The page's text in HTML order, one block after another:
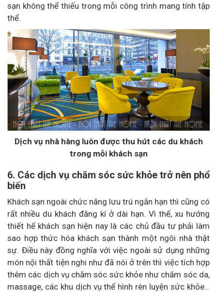
sạn không thể thiếu trong mỗi công trình mang tính tập
thể.
Dịch vụ nhà hàng luôn được thu hút các du khách
trong mỗi khách sạn
6. Các dịch vụ chăm sóc sức khỏe trở nên phổ
biến
Khách sạn ngoài chức năng lưu trú ngắn hạn thì cũng có
rất nhiều du khách đăng kí ở dài hạn. Vì thế, xu hướng
thiết hế khách sạn hiện nay là các chủ đầu tư phải làm
sao hợp thức hóa khách sạn thành một ngôi nhà thật
sự. Điều này đồng nghĩa với việc ngoài sử dụng những
món nội thất tiện nghi như đã nói ở trên thì việc tích hợp
thêm các dịch vụ chăm sóc sức khỏe như chăm sóc da,
massage, các khu dịch vụ thể hình rèn luyện sức khỏe…